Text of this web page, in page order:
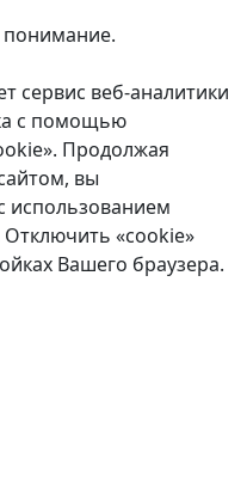
понимание.
сервис веб-аналитики
с помощью
Продолжая
вы
использованием
«cookie»
Вашего браузера.